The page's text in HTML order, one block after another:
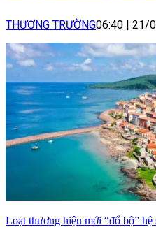
THƯƠNG TRƯỜNG06:40 | 21/
Loạt thương hiệu mới “đổ bộ”